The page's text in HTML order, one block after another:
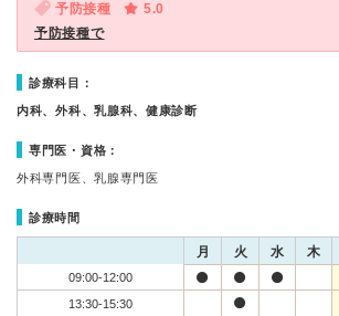
予防接種
5.0
予防接種で
診療科目：
内科、外科、乳腺科、健康診断
専門医・資格：
外科専門医、乳腺専門医
診療時間
月 火 水 木
09:00-12:00
13:30-15:30